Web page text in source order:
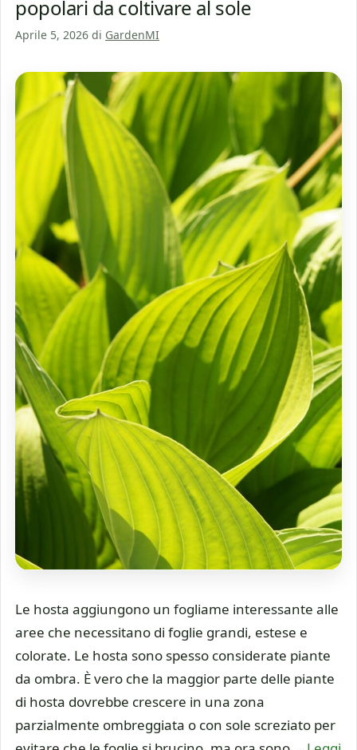
popolari da coltivare al sole
Aprile 5, 2026 di GardenMI
Le hosta aggiungono un fogliame interessante alle
aree che necessitano di foglie grandi, estese e
colorate. Le hosta sono spesso considerate piante
da ombra. È vero che la maggior parte delle piante
di hosta dovrebbe crescere in una zona
parzialmente ombreggiata o con sole screziato per